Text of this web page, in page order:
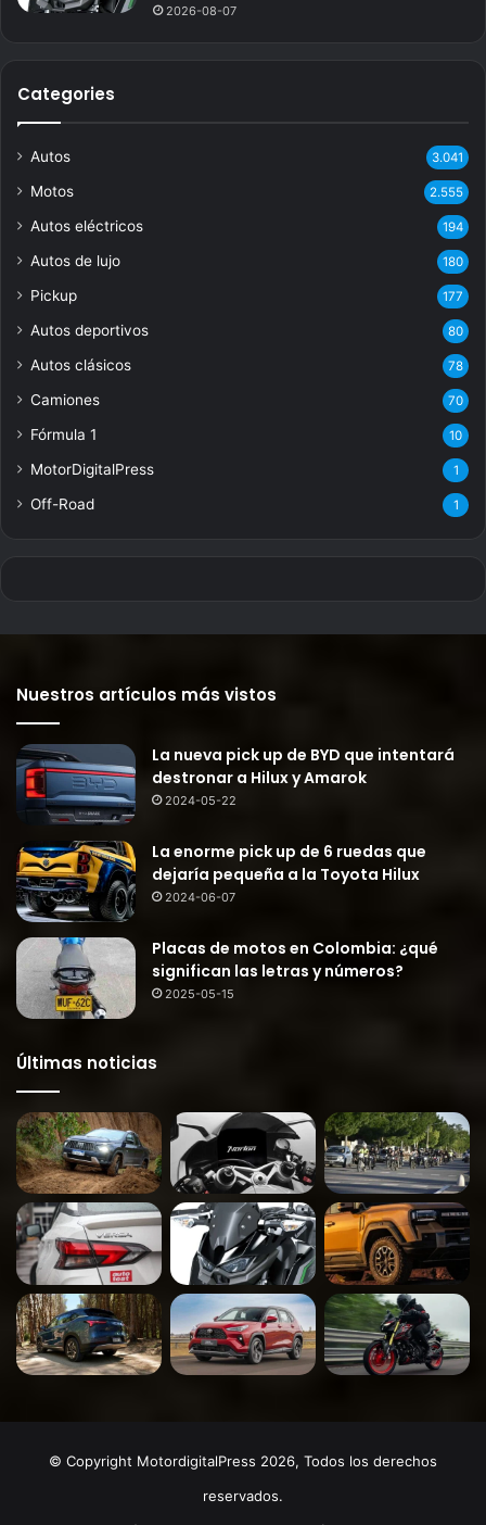
2026-08-07
Categories
Autos 3.041
Motos 2.555
Autos eléctricos 194
Autos de lujo 180
Pickup 177
Autos deportivos 80
Autos clásicos 78
Camiones 70
Fórmula 1 10
MotorDigitalPress 1
Off-Road 1
Nuestros artículos más vistos
La nueva pick up de BYD que intentará
destronar a Hilux y Amarok
2024-05-22
La enorme pick up de 6 ruedas que
dejaría pequeña a la Toyota Hilux
2024-06-07
Placas de motos en Colombia: ¿qué
significan las letras y números?
2025-05-15
Últimas noticias
© Copyright MotordigitalPress 2026, Todos los derechos
reservados.